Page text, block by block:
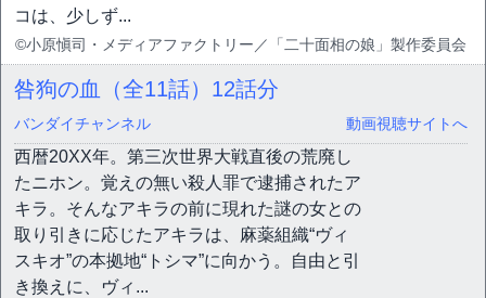
コは、少しず...
©小原愼司・メディアファクトリー／「二十面相の娘」製作委員会
咎狗の血（全11話） 12話分
バンダイチャンネル 動画視聴サイトへ
西暦20XX年。第三次世界大戦直後の荒廃し
たニホン。覚えの無い殺人罪で逮捕されたア
キラ。そんなアキラの前に現れた謎の女との
取り引きに応じたアキラは、麻薬組織“ヴィ
スキオ”の本拠地“トシマ”に向かう。自由と引
き換えに、ヴィ...